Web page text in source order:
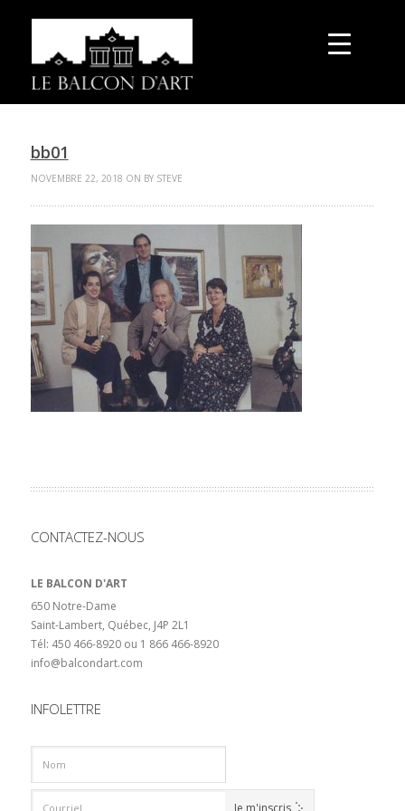
bb01
NOVEMBRE 22, 2018 ON BY STEVE
CONTACTEZ-NOUS
LE BALCON D'ART
650 Notre-Dame
Saint-Lambert, Québec, J4P 2L1
Tél: 450 466-8920 ou 1 866 466-8920
info@balcondart.com
INFOLETTRE